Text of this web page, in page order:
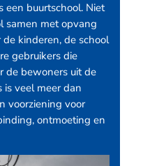
een buurtschool. Niet
samen met opvang
kinderen, de school
gebruikers die
de bewoners uit de
is veel meer dan
voorziening voor
ontmoeting en